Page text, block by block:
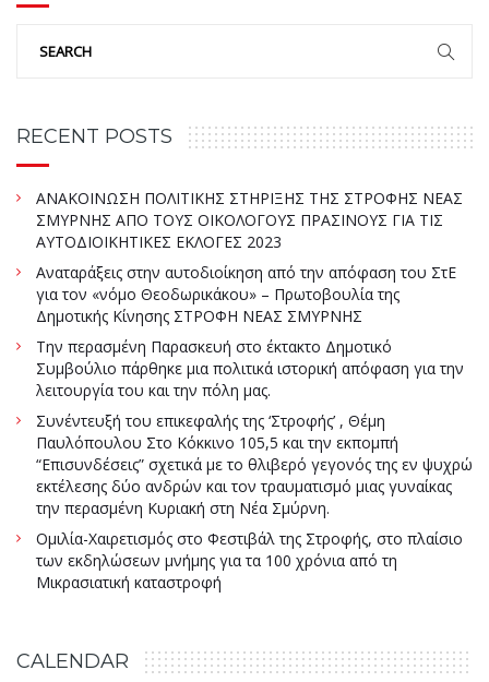
RECENT POSTS
ΑΝΑΚΟΙΝΩΣΗ ΠΟΛΙΤΙΚΗΣ ΣΤΗΡΙΞΗΣ ΤΗΣ ΣΤΡΟΦΗΣ ΝΕΑΣ
ΣΜΥΡΝΗΣ ΑΠΟ ΤΟΥΣ ΟΙΚΟΛΟΓΟΥΣ ΠΡΑΣΙΝΟΥΣ ΓΙΑ ΤΙΣ
ΑΥΤΟΔΙΟΙΚΗΤΙΚΕΣ ΕΚΛΟΓΕΣ 2023
Αναταράξεις στην αυτοδιοίκηση από την απόφαση του ΣτΕ
για τον «νόμο Θεοδωρικάκου» – Πρωτοβουλία της
Δημοτικής Κίνησης ΣΤΡΟΦΗ ΝΕΑΣ ΣΜΥΡΝΗΣ
Την περασμένη Παρασκευή στο έκτακτο Δημοτικό
Συμβούλιο πάρθηκε μια πολιτικά ιστορική απόφαση για την
λειτουργία του και την πόλη μας.
Συνέντευξή του επικεφαλής της ‘Στροφής’ , Θέμη
Παυλόπουλου Στο Κόκκινο 105,5 και την εκπομπή
“Επισυνδέσεις” σχετικά με το θλιβερό γεγονός της εν ψυχρώ
εκτέλεσης δύο ανδρών και τον τραυματισμό μιας γυναίκας
την περασμένη Κυριακή στη Νέα Σμύρνη.
Ομιλία-Χαιρετισμός στο Φεστιβάλ της Στροφής, στο πλαίσιο
των εκδηλώσεων μνήμης για τα 100 χρόνια από τη
Μικρασιατική καταστροφή
CALENDAR